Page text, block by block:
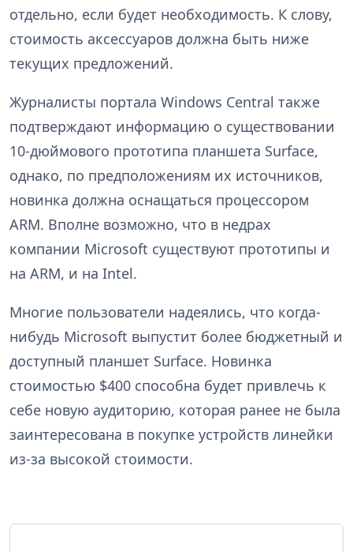
отдельно, если будет необходимость. К слову,
стоимость аксессуаров должна быть ниже
текущих предложений.
Журналисты портала Windows Central также
подтверждают информацию о существовании
10-дюймового прототипа планшета Surface,
однако, по предположениям их источников,
новинка должна оснащаться процессором
ARM. Вполне возможно, что в недрах
компании Microsoft существуют прототипы и
на ARM, и на Intel.
Многие пользователи надеялись, что когда-
нибудь Microsoft выпустит более бюджетный и
доступный планшет Surface. Новинка
стоимостью $400 способна будет привлечь к
себе новую аудиторию, которая ранее не была
заинтересована в покупке устройств линейки
из-за высокой стоимости.